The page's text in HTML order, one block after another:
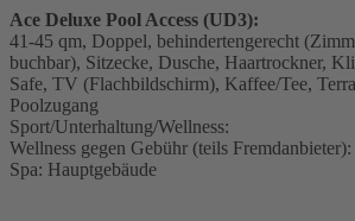
Ace Deluxe Pool Access (UD3):
41-45 qm, Doppel, behindertengerecht
buchbar), Sitzecke, Dusche, Haartrockner,
Safe, TV (Flachbildschirm), Kaffee/Tee,
Poolzugang
Sport/Unterhaltung/Wellness:
Wellness gegen Gebühr (teils Fremdanbieter):
Spa: Hauptgebäude